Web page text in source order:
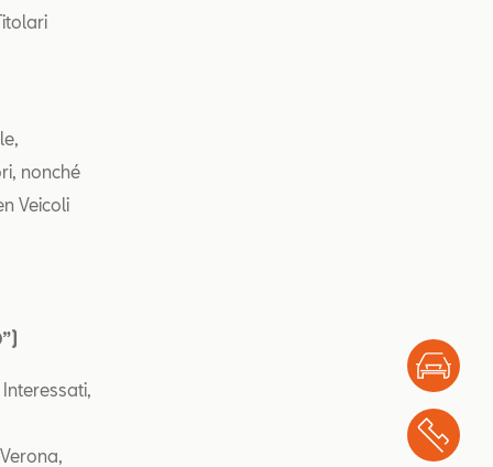
nonché
Veicoli